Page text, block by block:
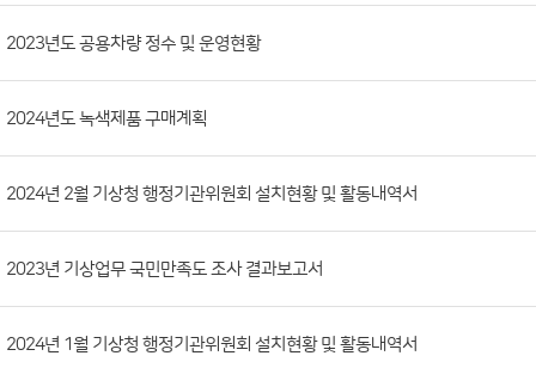
류,
첨
부
일,
조
회
2023년도 공용차량 정수 및 운영현황
2024년도 녹색제품 구매계획
2024년 2월 기상청 행정기관위원회 설치현황 및 활동내역서
2023년 기상업무 국민만족도 조사 결과보고서
2024년 1월 기상청 행정기관위원회 설치현황 및 활동내역서